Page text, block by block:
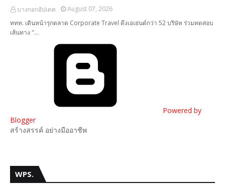
บางกอกอัปเดต
August 07, 2026
ททท. เดินหน้ารุกตลาด Corporate Travel ดึงเอเย่นต์กว่า 52 บริษัท ร่วมทดสอบ
เส้นทาง "…
Powered by
Blogger
สร้างสรรค์ อย่างมืออาชีพ
WPS.